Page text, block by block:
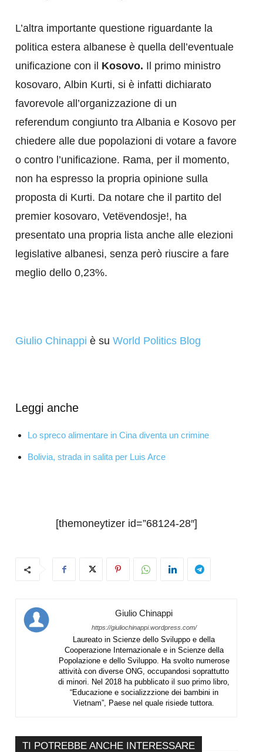
L’altra importante questione riguardante la
politica estera albanese è quella dell’eventuale
unificazione con il Kosovo. Il primo ministro
kosovaro, Albin Kurti, si è infatti dichiarato
favorevole all’organizzazione di un
referendum congiunto tra Albania e Kosovo per
chiedere alle due popolazioni di votare a favore
o contro l’unificazione. Rama, per il momento,
non ha espresso la propria opinione sulla
proposta di Kurti. Da notare che il partito del
premier kosovaro, Vetëvendosje!, ha
presentato una propria lista anche alle elezioni
legislative albanesi, senza però riuscire a fare
meglio dello 0,23%.
Giulio Chinappi è su World Politics Blog
Leggi anche
Lo spreco alimentare in Cina diventa un crimine
Bolivia, strada in salita per Luis Arce
[themoneytizer id=”68124-28″]
Giulio Chinappi
https://giuliochinappi.wordpress.com/
Laureato in Scienze dello Sviluppo e della
Cooperazione Internazionale e in Scienze della
Popolazione e dello Sviluppo. Ha svolto numerose
attività con diverse ONG, occupandosi soprattutto
di minori. Nel 2018 ha pubblicato il suo primo libro,
“Educazione e socializzzione dei bambini in
Vietnam”, Paese nel quale risiede tuttora.
TI POTREBBE ANCHE INTERESSARE